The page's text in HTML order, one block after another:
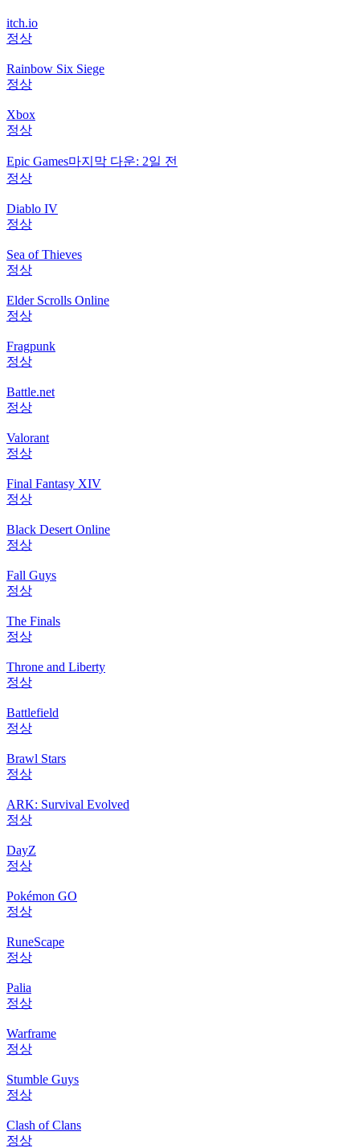
itch.io
정상
Rainbow Six Siege
정상
Xbox
정상
Epic Games마지막 다운: 2일 전
정상
Diablo IV
정상
Sea of Thieves
정상
Elder Scrolls Online
정상
Fragpunk
정상
Battle.net
정상
Valorant
정상
Final Fantasy XIV
정상
Black Desert Online
정상
Fall Guys
정상
The Finals
정상
Throne and Liberty
정상
Battlefield
정상
Brawl Stars
정상
ARK: Survival Evolved
정상
DayZ
정상
Pokémon GO
정상
RuneScape
정상
Palia
정상
Warframe
정상
Stumble Guys
정상
Clash of Clans
정상